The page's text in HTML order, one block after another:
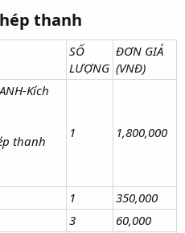
thanh​
SỐ
LƯỢNG
ĐƠN GIÁ
(VNĐ)
Kích
thanh
1 1,800,000
1
350,000
3
60,000